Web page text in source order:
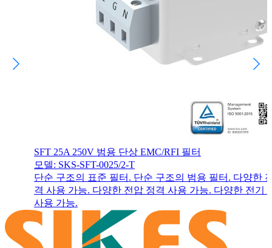
SFT 25A 250V 범용 단상 EMC/RFI 필터
모델: SKS-SFT-0025/2-T
단순 구조의 표준 필터. 단순 구조의 범용 필터. 다양한
격 사용 가능. 다양한 전압 정격 사용 가능. 다양한 전기
사용 가능.